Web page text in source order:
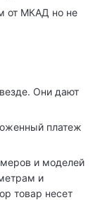
от МКАД но не
Они дают
платеж
и моделей
и
товар несет